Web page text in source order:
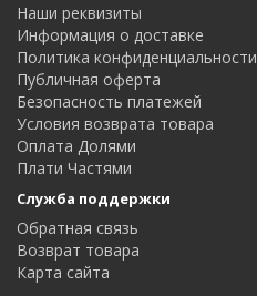
Наши реквизиты
Информация о доставке
Политика конфиденциальности
Публичная оферта
Безопасность платежей
Условия возврата товара
Оплата Долями
Плати Частями
Служба поддержки
Обратная связь
Возврат товара
Карта сайта